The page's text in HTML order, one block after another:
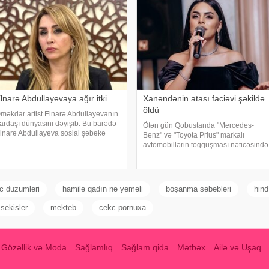
Abdullayevaya ağır itki
artist Elnarə Abdullayevanın
dünyasını dəyişib. Bu barədə
Abdullayeva sosial şəbəkə
Xanəndənin atası faciəvi şəkildə
öldü
Ötən gün Qobustanda "Mercedes-
Benz" və "Toyota Prius" markalı
avtomobillərin toqquşması nəticəsində
duzumleri hamilə qadın nə yeməli boşanma səbəbləri
sekisler mekteb cekc pornuxa
Gözəllik və Moda Sağlamlıq Sağlam qida Mətbəx Ailə və Uşaq